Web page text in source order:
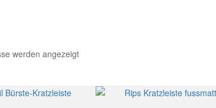
werden angezeigt